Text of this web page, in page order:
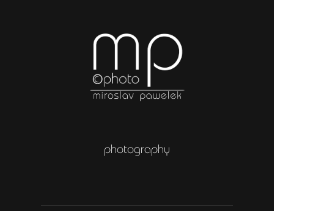
photography